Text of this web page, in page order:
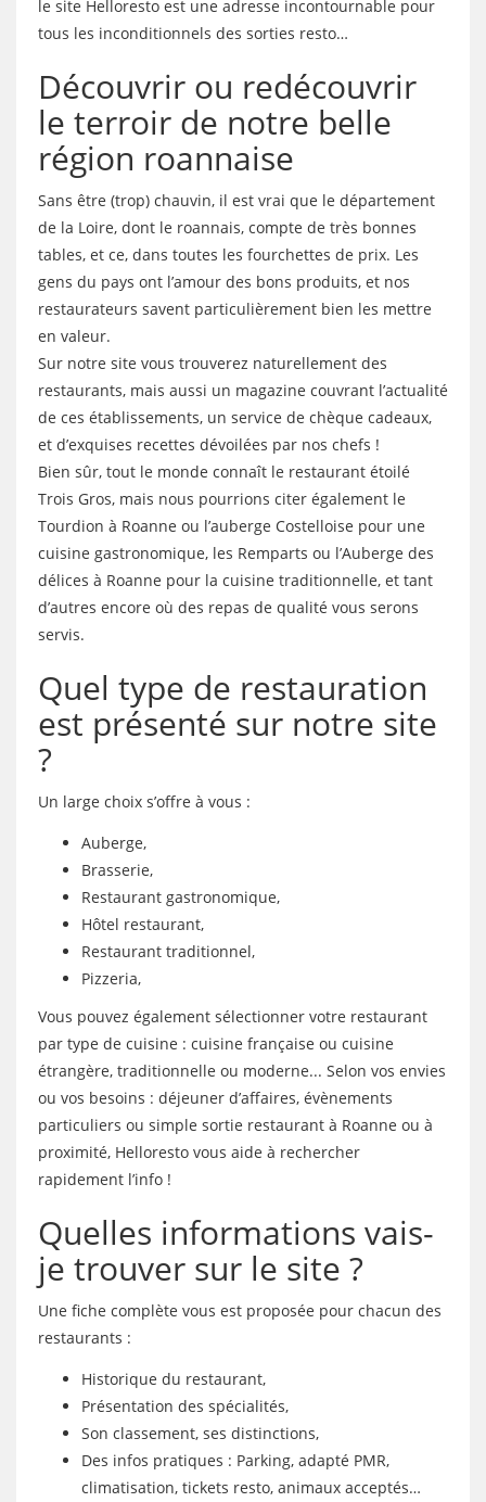
le site Helloresto est une adresse incontournable pour
tous les inconditionnels des sorties resto…
Découvrir ou redécouvrir
le terroir de notre belle
région roannaise
Sans être (trop) chauvin, il est vrai que le département
de la Loire, dont le roannais, compte de très bonnes
tables, et ce, dans toutes les fourchettes de prix. Les
gens du pays ont l’amour des bons produits, et nos
restaurateurs savent particulièrement bien les mettre
en valeur.
Sur notre site vous trouverez naturellement des
restaurants, mais aussi un magazine couvrant l’actualité
de ces établissements, un service de chèque cadeaux,
et d’exquises recettes dévoilées par nos chefs !
Bien sûr, tout le monde connaît le restaurant étoilé
Trois Gros, mais nous pourrions citer également le
Tourdion à Roanne ou l’auberge Costelloise pour une
cuisine gastronomique, les Remparts ou l’Auberge des
délices à Roanne pour la cuisine traditionnelle, et tant
d’autres encore où des repas de qualité vous serons
servis.
Quel type de restauration
est présenté sur notre site
?
Un large choix s’offre à vous :
Auberge,
Brasserie,
Restaurant gastronomique,
Hôtel restaurant,
Restaurant traditionnel,
Pizzeria,
Vous pouvez également sélectionner votre restaurant
par type de cuisine : cuisine française ou cuisine
étrangère, traditionnelle ou moderne... Selon vos envies
ou vos besoins : déjeuner d’affaires, évènements
particuliers ou simple sortie restaurant à Roanne ou à
proximité, Helloresto vous aide à rechercher
rapidement l’info !
Quelles informations vais-
je trouver sur le site ?
Une fiche complète vous est proposée pour chacun des
restaurants :
Historique du restaurant,
Présentation des spécialités,
Son classement, ses distinctions,
Des infos pratiques : Parking, adapté PMR,
climatisation, tickets resto, animaux acceptés…